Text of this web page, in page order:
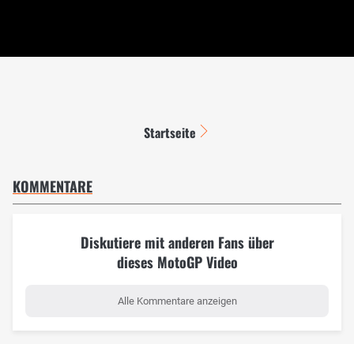
Startseite
KOMMENTARE
Diskutiere mit anderen Fans über
dieses MotoGP Video
Alle Kommentare anzeigen